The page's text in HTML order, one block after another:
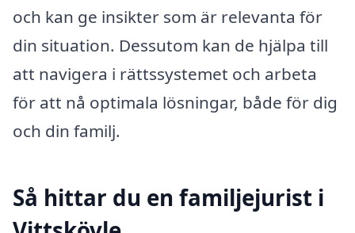
och kan ge insikter som är relevanta för
din situation. Dessutom kan de hjälpa till
att navigera i rättssystemet och arbeta
för att nå optimala lösningar, både för dig
och din familj.
Så hittar du en familjejurist i